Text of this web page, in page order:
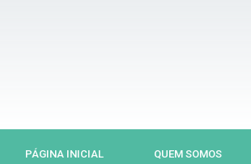
PÁGINA INICIAL QUEM SOMOS